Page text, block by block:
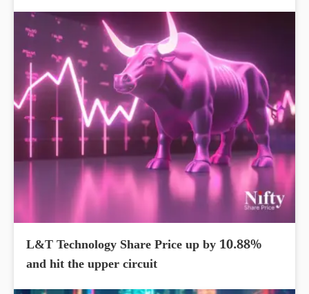
L&T Technology Share Price up by 10.88%
and hit the upper circuit